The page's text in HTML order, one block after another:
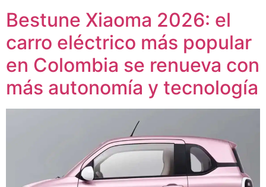
Bestune Xiaoma 2026: el
carro eléctrico más popular
en Colombia se renueva con
más autonomía y tecnología